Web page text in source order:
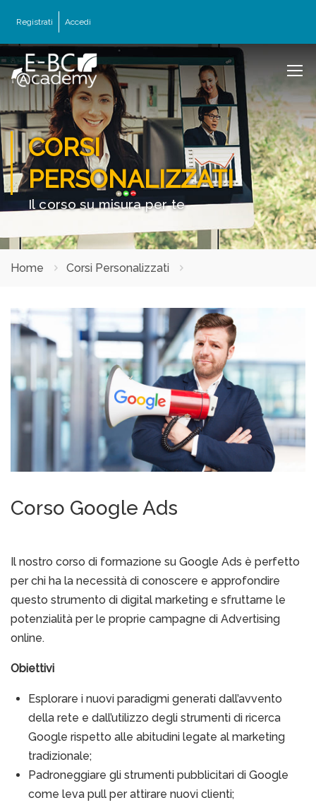
Registrati Accedi
CORSI
PERSONALIZZATI
Il corso su misura per te
Home Corsi Personalizzati
Corso Google Ads
Il nostro corso di formazione su Google Ads è perfetto
per chi ha la necessità di conoscere e approfondire
questo strumento di digital marketing e sfruttarne le
potenzialità per le proprie campagne di Advertising
online.
Obiettivi
Esplorare i nuovi paradigmi generati dall’avvento
della rete e dall’utilizzo degli strumenti di ricerca
Google rispetto alle abitudini legate al marketing
tradizionale;
Padroneggiare gli strumenti pubblicitari di Google
come leva pull per attirare nuovi clienti;